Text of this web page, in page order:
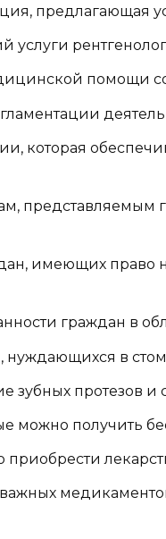
предлагающая
услуги
помощи
которая
представляемым
имеющих право
граждан в
нуждающихся в
зубных протезов
можно получить
приобрести